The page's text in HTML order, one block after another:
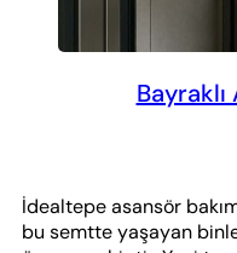
Bayraklı
İdealtepe asansör
bu semtte yaşayan